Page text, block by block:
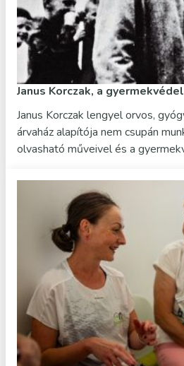
Janus Korczak, a
Janus Korczak lengyel orvos,
árvaház alapítója nem csupán
olvasható műveivel és a